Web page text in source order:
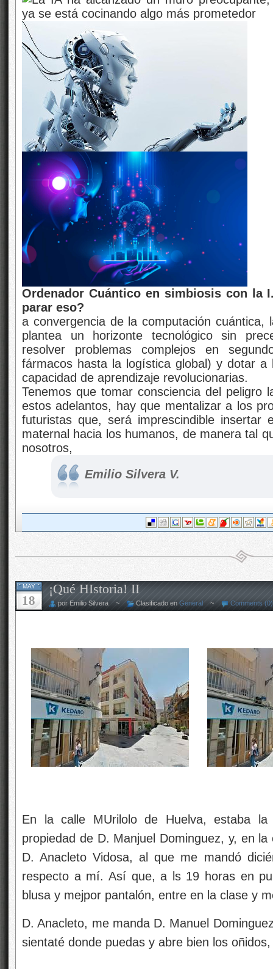
Ordenador Cuántico en simbiosis con la
parar eso?
a convergencia de la computación cuántica,
plantea un horizonte tecnológico sin
resolver problemas complejos en
fármacos hasta la logística global) y dotar
capacidad de aprendizaje revolucionarias.
Tenemos que tomar consciencia del peligro
estos adelantos, hay que mentalizar a los
futuristas que, será imprescindible insertar
maternal hacia los humanos, de manera tal
nosotros,
Emilio Silvera V.
MAY
18
¡Qué HIstoria! II
por Emilio Silvera ~ Clasificado en General ~ Comments (0)
En la calle MUrilolo de Huelva, estaba
propiedad de D. Manjuel Dominguez, y, en
D. Anacleto Vidosa, al que me mandó
respecto a mí. Así que, a ls 19 horas en
blusa y mejpor pantalón, entre en la clase y
D. Anacleto, me manda D. Manuel
sientaté donde puedas y abre bien los